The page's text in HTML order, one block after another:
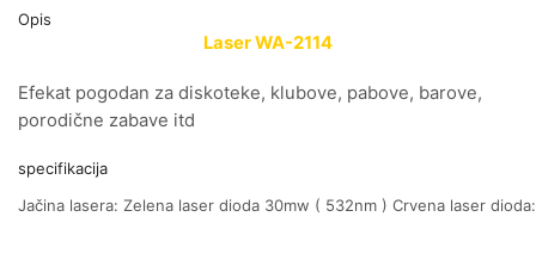
Opis
Laser WA-2114
Efekat pogodan za diskoteke, klubove, pabove, barove,
porodične zabave itd
specifikacija
Jačina lasera: Zelena laser dioda 30mw ( 532nm ) Crvena laser